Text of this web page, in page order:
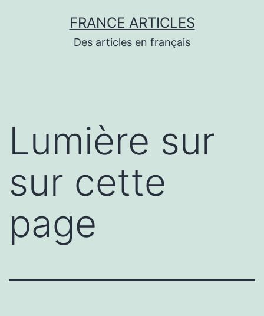
FRANCE ARTICLES
Des articles en français
Lumière sur
sur cette
page